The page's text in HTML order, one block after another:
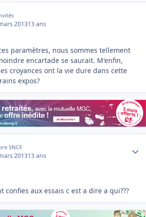
201313 ans
paramètres, nous sommes tellement
encartade se saurait. M'enfin,
croyances ont la vie dure dans cette
expos?
SNCF
201313 ans
confies aux essais c est a dire a qui???